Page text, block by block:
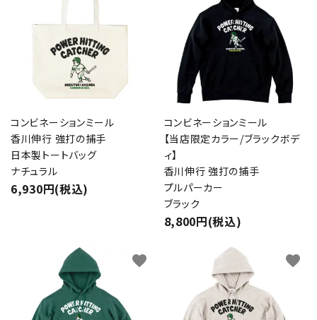
コンビネーションミール
香川伸行 強打の捕手
日本製トートバッグ
ナチュラル
6,930円(税込)
コンビネーションミール
【当店限定カラー/ブラックボデ
ィ】
香川伸行 強打の捕手
プルパーカー
ブラック
8,800円(税込)
favorite favorite